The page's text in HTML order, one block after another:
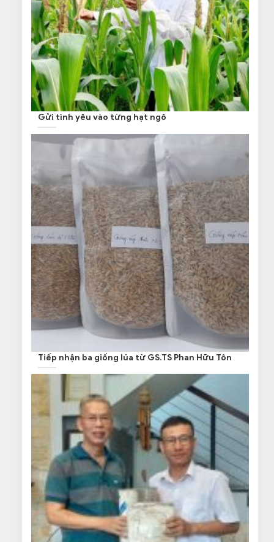
Gửi tình yêu vào từng hạt ngô
Tiếp nhận ba giống lúa từ GS.TS Phan Hữu Tôn